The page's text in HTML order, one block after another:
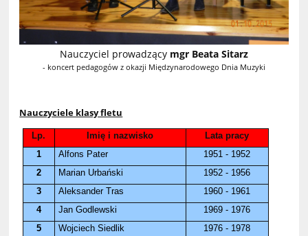
Nauczyciel prowadzący mgr Beata Sitarz
- koncert pedagogów z okazji Międzynarodowego Dnia Muzyki
Nauczyciele klasy fletu
Lp. Imię i nazwisko
Lata pracy
1
Alfons Pater
1951 - 1952
2
Marian Urbański
1952 - 1956
3
Aleksander Tras
1960 - 1961
4
Jan Godlewski
1969 - 1976
5
Wojciech Siedlik
1976 - 1978